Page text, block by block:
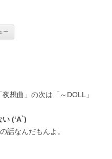
ー
プ
想曲」の次は「～DOLL」
(‘A`)
話なんだもんよ。